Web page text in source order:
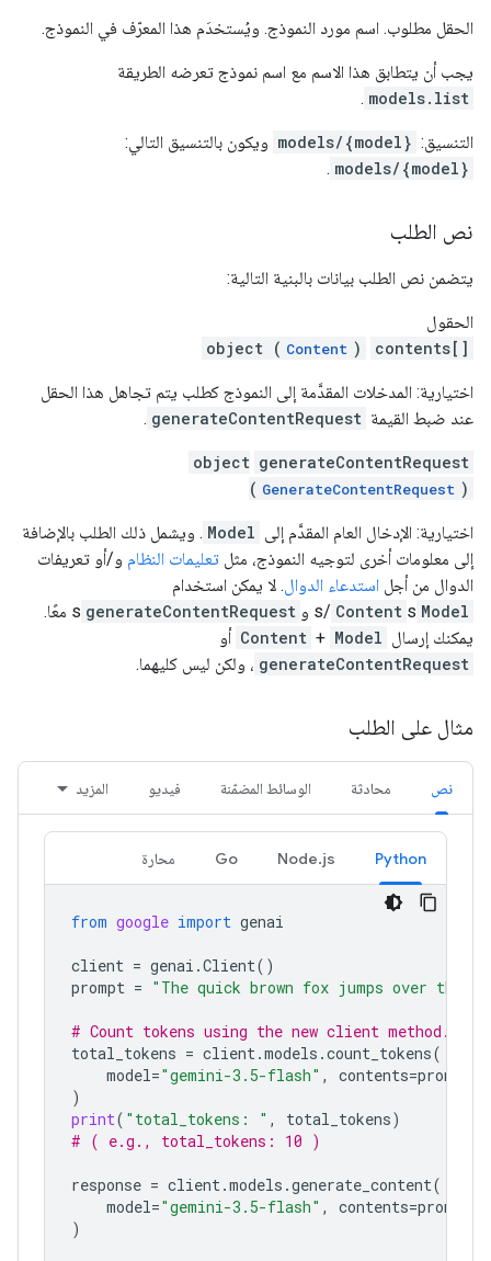
الحقل مطلوب. اسم مورد النموذج. ويُستخدَم هذا المعرّف في النموذج.
يجب أن يتطابق هذا الاسم مع اسم نموذج تعرضه الطريقة
models.list
.
التنسيق: models/{model} ويكون بالتنسيق التالي:
models/{model}
.
نص الطلب
يتضمن نص الطلب بيانات بالبنية التالية:
الحقول
contents[]
object ( Content )
اختيارية: المدخلات المقدَّمة إلى النموذج كطلب يتم تجاهل هذا الحقل
عند ضبط القيمة generateContentRequest
.
generateContentRequest
object
( GenerateContentRequest )
اختيارية: الإدخال العام المقدَّم إلى Model . ويشمل ذلك الطلب بالإضافة
إلى معلومات أخرى لتوجيه النموذج، مثل تعليمات النظام و/أو تعريفات
الدوال من أجل استدعاء الدوال. لا يمكن استخدام
Model
s/ Content s و generateContentRequest
s معًا.
يمكنك إرسال Model
+
Content أو
generateContentRequest ، ولكن ليس كليهما.
مثال على الطلب
نص محادثة الوسائط المضمّنة فيديو المزيد
Python
Node.js
Go محارة
from google import genai
client = genai .Client()
prompt = "The quick brown fox jumps over the
# Count tokens using the new client method.
total_tokens = client.models .count_tokens(
model="gemini-3.5-flash" , contents=prompt
)
print( "total_tokens: " , total_tokens)
# ( e.g., total_tokens: 10 )
response = client.models .generate_content(
model="gemini-3.5-flash" , contents=prompt
)